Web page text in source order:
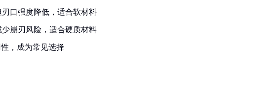
刃口强度降低，适合软材料
少崩刃风险，适合硬质材料
性，成为常见选择